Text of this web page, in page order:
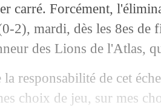
carré. Forcément,
2), mardi, dès les 8es de
des Lions de l'Atlas,
responsabilité de cet
choix de jeu, sur mes
Sud: la fierté de Broos
transféré à
résilié pour